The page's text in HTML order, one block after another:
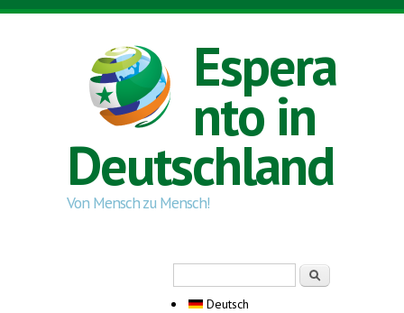
Direkt zum Inhalt
Espera
nto in
Deutschland
Von Mensch zu Mensch!
Deutsch